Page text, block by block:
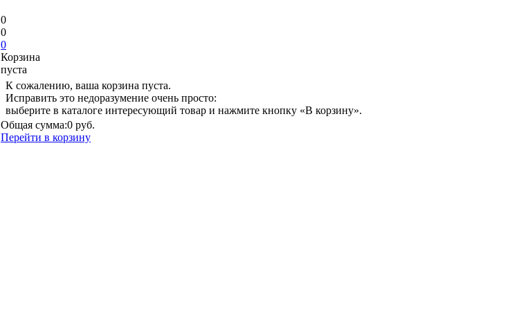
0
0
0
Корзина
пуста
К сожалению, ваша корзина пуста.
Исправить это недоразумение очень просто:
выберите в каталоге интересующий товар и нажмите кнопку «В корзину».
Общая сумма:0 руб.
Перейти в корзину